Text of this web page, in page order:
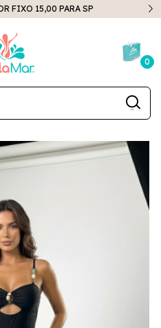
apartir de R$35,00
0